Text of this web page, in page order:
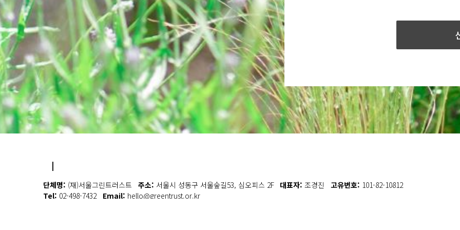
|
단체명: (재)서울그린트러스트 주소: 서울시 성동구 서울숲길53, 심오피스 2F 대표자: 조경진 고유번호: 101-82-10812
Tel: 02-498-7432 Email: hello@greentrust.or.kr